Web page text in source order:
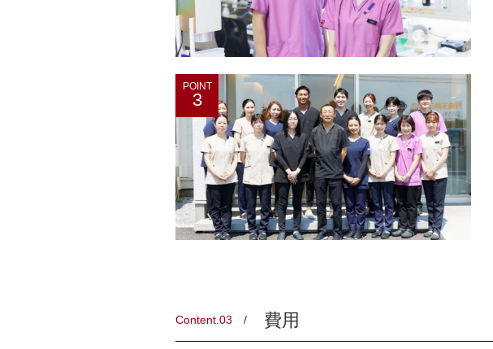
POINT
3
Content.03 費用